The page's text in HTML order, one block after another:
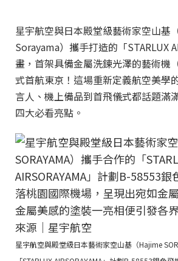
星宇航空與日本殿堂級藝術家空山基
Sorayama）攜手打造的「STARLUX
畫，首架具備金屬洗鍊光澤的藝術機
式首航東京！這場重新定義航空美學
言人、機上備品到首飛儀式都話題滿
四大必看亮點。
星宇航空與殿堂級日本藝術家空山基（Hajime